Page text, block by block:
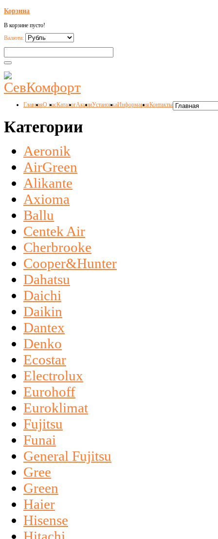
Корзина
В корзине пусто!
Валюта:
ГлавнаяО насКаталогАкцииУстановкаИнформацияКонтакты
Категории
Aeronik
AirGreen
Alikante
Axioma
Ballu
Centek Air
Cherbrooke
Cooper&Hunter
Dahatsu
Daichi
Daikin
Dantex
Denko
Ecostar
Electrolux
Eurohoff
Euroklimat
Fujitsu
Funai
General Fujitsu
Gree
Green
Haier
Hisense